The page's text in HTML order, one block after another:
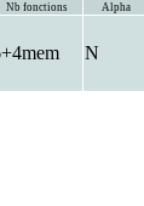
Nb fonctions Alpha
N